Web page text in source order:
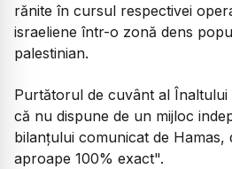
rănite în cursul respectivei
israeliene într-o zonă dens
palestinian.
Purtătorul de cuvânt al Înaltului
că nu dispune de un mijloc
bilanţului comunicat de
aproape 100% exact".